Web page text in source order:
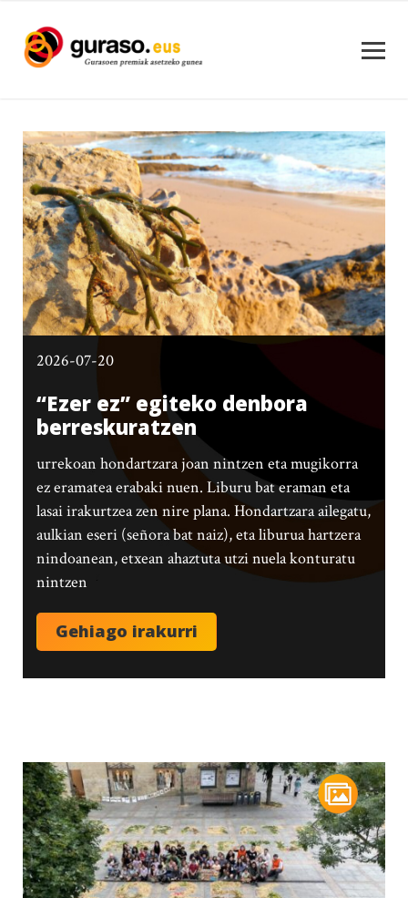
2026-07-20
“Ezer ez” egiteko denbora
berreskuratzen
urrekoan hondartzara joan nintzen eta mugikorra
ez eramatea erabaki nuen. Liburu bat eraman eta
lasai irakurtzea zen nire plana. Hondartzara ailegatu,
aulkian eseri (señora bat naiz), eta liburua hartzera
nindoanean, etxean ahaztuta utzi nuela konturatu
nintzen